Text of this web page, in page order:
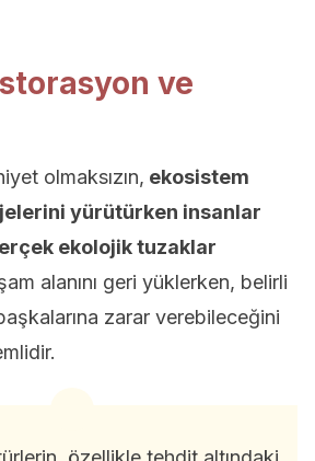
ve
olmaksızın, ekosistem
yürütürken insanlar
ekolojik tuzaklar
alanını geri yüklerken, belirli
zarar verebileceğini